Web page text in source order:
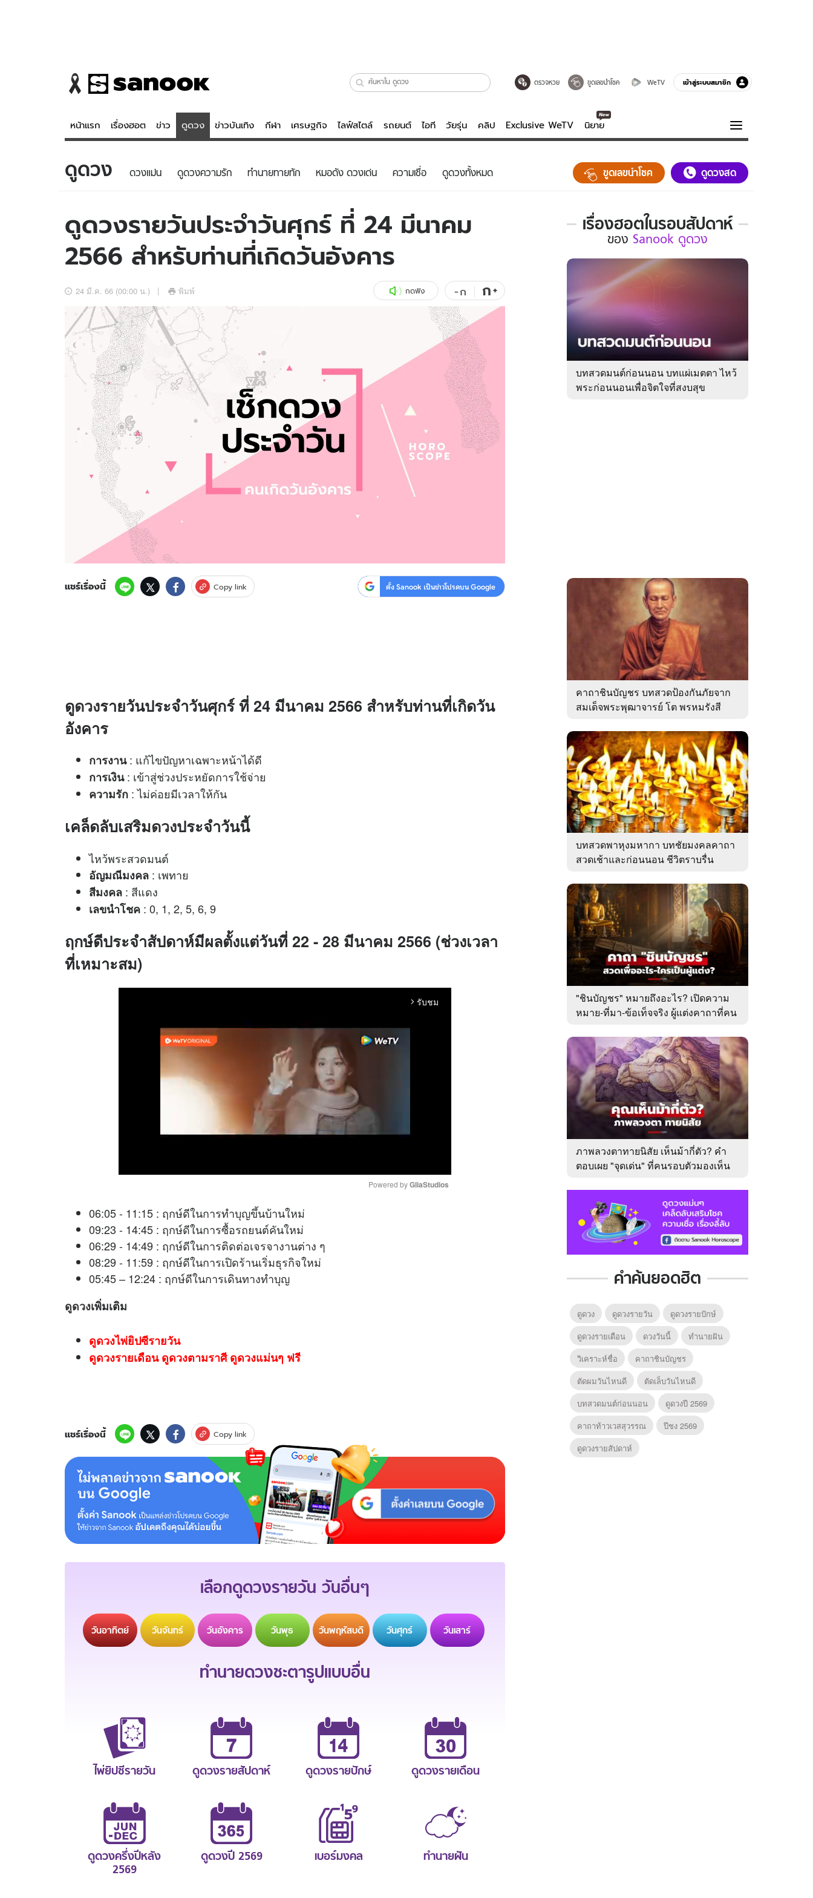
ตรวจหวย ขูดเลขนำโชค WeTV เข้าสู่ระบบสมาชิก
หน้าแรก เรื่องฮอต ข่าว ดูดวง ข่าวบันเทิง กีฬา เศรษฐกิจ ไลฟ์สไตล์ รถยนต์ ไอที วัยรุ่น คลิป Exclusive WeTV นิยาย
ข่าว
ข่าวบันเทิง
ข่าวกีฬา
ข่าวเศรษฐกิจ
อัปเดตจีน
เช็กข่าวชัวร์
ดูดวง - ตรวจหวย
สถิติหวยไทย
หวยลาว
ไลฟ์สไตล์
วัยรุ่น
ไอที
รถยนต์
สุขภาพ
Sanook Choice
ดูทีวี
WeTV
ความรู้รอบตัว
ฮาวทู
ดาวน์โหลดสนุกแอปฟรี ติดตามสนุกโซเชียลได้ที่
สงวนลิขสิทธิ์ ©2569 บริษัท อิมเมจ ฟิวเจอร์ (ประเทศไทย) จำกัด
ดูดวง ดวงแม่น ดูดวงความรัก ทํานายทายทัก หมอดัง ดวงเด่น ความเชื่อ ดูดวงทั้งหมด ขูดเลขนำโชค ดูดวงสด
ดูดวงรายวันประจำวันศุกร์ ที่ 24 มีนาคม
2566 สำหรับท่านที่เกิดวันอังคาร
24 มี.ค. 66 (00:00 น.) พิมพ์ กดฟัง -ก ก+
แชร์เรื่องนี้ Copy link ตั้ง Sanook เป็นข่าวโปรดบน Google
ดูดวงรายวันประจำวันศุกร์ ที่ 24 มีนาคม 2566 สำหรับท่านที่เกิดวัน
อังคาร
การงาน : แก้ไขปัญหาเฉพาะหน้าได้ดี
การเงิน : เข้าสู่ช่วงประหยัดการใช้จ่าย
ความรัก : ไม่ค่อยมีเวลาให้กัน
เคล็ดลับเสริมดวงประจำวันนี้
ไหว้พระสวดมนต์
อัญมณีมงคล : เพทาย
สีมงคล : สีแดง
เลขนำโชค : 0, 1, 2, 5, 6, 9
ฤกษ์ดีประจำสัปดาห์มีผลตั้งแต่วันที่ 22 - 28 มีนาคม 2566 (ช่วงเวลา
ที่เหมาะสม)
arrow_forward_ios รับชม
Powered by GliaStudios
06:05 - 11:15 : ฤกษ์ดีในการทำบุญขึ้นบ้านใหม่
09:23 - 14:45 : ฤกษ์ดีในการซื้อรถยนต์คันใหม่
06:29 - 14:49 : ฤกษ์ดีในการติดต่อเจรจางานต่าง ๆ
08:29 - 11:59 : ฤกษ์ดีในการเปิดร้านเริ่มธุรกิจใหม่
05:45 – 12:24 : ฤกษ์ดีในการเดินทางทำบุญ
ดูดวงเพิ่มเติม
ดูดวงไพ่ยิปซีรายวัน
ดูดวงรายเดือน ดูดวงตามราศี ดูดวงแม่นๆ ฟรี
แชร์เรื่องนี้ Copy link
เลือกดูดวงรายวัน วันอื่นๆ
วันอาทิตย์ วันจันทร์ วันอังคาร วันพุธ วันพฤหัสบดี วันศุกร์ วันเสาร์
ทำนายดวงชะตารูปแบบอื่น
ไพ่ยิปซีรายวัน ดูดวงรายสัปดาห์ ดูดวงรายปักษ์ ดูดวงรายเดือน
ดูดวงครึ่งปีหลัง
2569
ดูดวงปี 2569 เบอร์มงคล ทำนายฝัน
เรื่องฮอตในรอบสัปดาห์
เรื่อง
ใน
รอบ
ของ
Sanook
ดูด
ของ Sanook ดูดวง
บทสวดมนต์ก่อนนอน บทแผ่เมตตา ไหว้
พระก่อนนอนเพื่อจิตใจที่สงบสุข
คาถาชินบัญชร บทสวดป้องกันภัยจาก
สมเด็จพระพุฒาจารย์ โต พรหมรังสี
บทสวดพาหุงมหากา บทชัยมงคลคาถา
สวดเช้าและก่อนนอน ชีวิตราบรื่น
"ชินบัญชร" หมายถึงอะไร? เปิดความ
หมาย-ที่มา-ข้อเท็จจริง ผู้แต่งคาถาที่คน
ภาพลวงตาทายนิสัย เห็นม้ากี่ตัว? คำ
ตอบเผย "จุดเด่น" ที่คนรอบตัวมองเห็น
คำค้นยอดฮิต
ดูดวง ดูดวงรายวัน
ดูดวงรายปักษ์
ดูดวงรายเดือน
ดวงวันนี้
ทํานายฝัน
วิเคราะห์ชื่อ
คาถาชินบัญชร
ตัดผมวันไหนดี
ตัดเล็บวันไหนดี
บทสวดมนต์ก่อนนอน
ดูดวงปี 2569
คาถาท้าวเวสสุวรรณ
ปีชง 2569
ดูดวงรายสัปดาห์